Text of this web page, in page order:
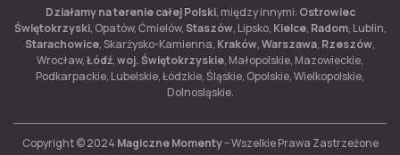
Działamy na terenie całej Polski, między innymi: Ostrowiec
Świętokrzyski, Opatów, Ćmielów, Staszów, Lipsko, Kielce, Radom, Lublin,
Starachowice, Skarżysko-Kamienna, Kraków,Warszawa, Rzeszów,
Wrocław,Łódź,woj. Świętokrzyskie, Małopolskie, Mazowieckie,
Podkarpackie, Lubelskie, Łódzkie, Śląskie, Opolskie, Wielkopolskie,
Dolnosląskie.
Copyright © 2024 Magiczne Momenty– Wszelkie Prawa Zastrzeżone